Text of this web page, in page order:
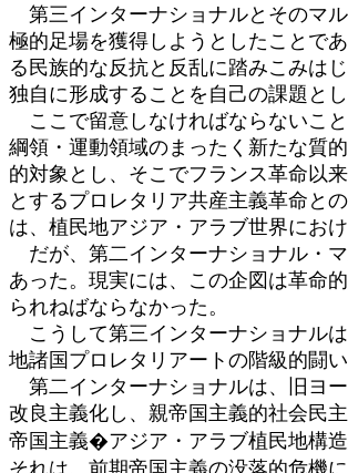
第三インターナショナルとそのマ
極的足場を獲得しようとしたことで
る民族的な反抗と反乱に踏みこみは
独自に形成することを自己の課題とし
ここで留意しなければならないこ
綱領・運動領域のまったく新たな質
的対象とし、そこでフランス革命以
とするプロレタリア共産主義革命と
は、植民地アジア・アラブ世界にお
だが、第二インターナショナル・
あった。現実には、この企図は革命
られねばならなかった。
こうして第三インターナショナル
地諸国プロレタリアートの階級的闘
第二インターナショナルは、旧ヨ
改良主義化し、親帝国主義的社会民
帝国主義�アジア・アラブ植民地構
それは、前期帝国主義の没落的危機